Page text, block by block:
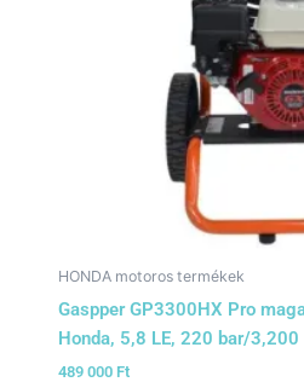
HONDA motoros termékek
Gaspper GP3300HX Pro
Honda, 5,8 LE, 220 bar/3,200
489 000 Ft